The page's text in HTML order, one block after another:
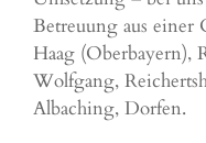
Betreuung aus
Haag (Oberbayern),
Wolfgang,
Albaching, Dorfen.